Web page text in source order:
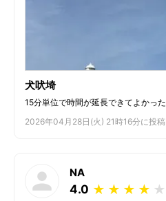
犬吠埼
15分単位で時間が延長できてよかった
2026年04月28日(火) 21時16分に投稿
NA
4.0 ★
★
★
★
★